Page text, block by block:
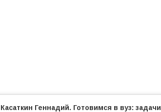
Касаткин Геннадий. Готовимся в вуз: задачи